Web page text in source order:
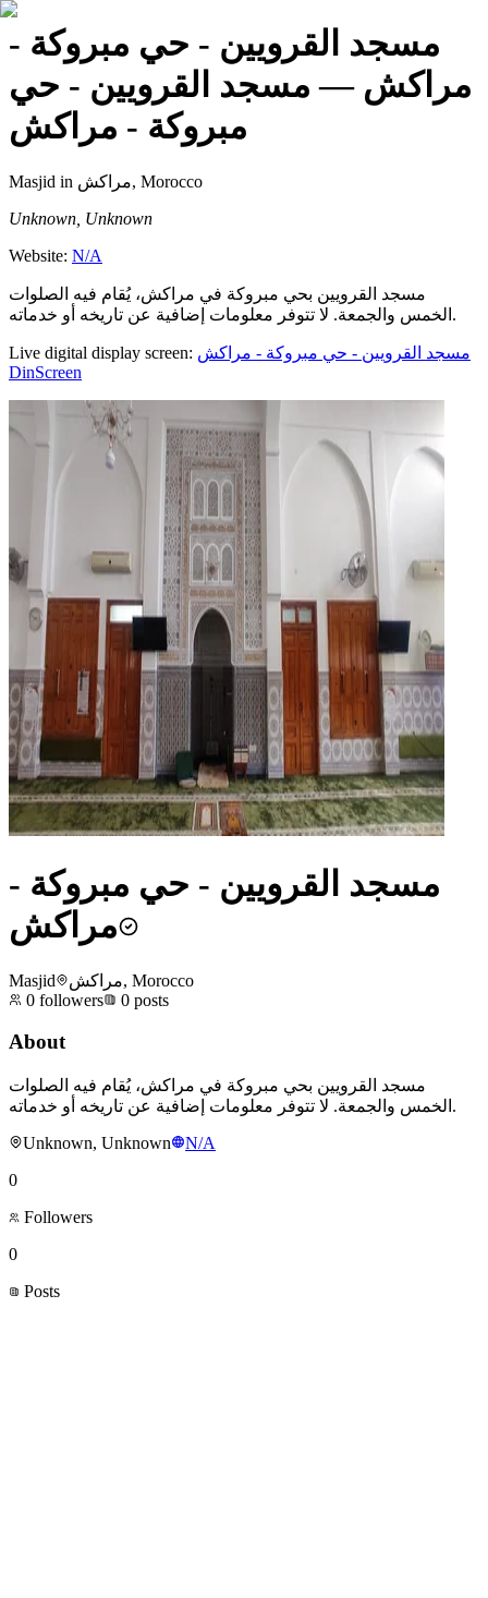
مسجد القرويين - حي مبروكة -
مراكش — مسجد القرويين - حي
مبروكة - مراكش
Masjid
in مراكش, Morocco
Unknown, Unknown
Website: N/A
مسجد القرويين بحي مبروكة في مراكش، يُقام فيه الصلوات
الخمس والجمعة. لا تتوفر معلومات إضافية عن تاريخه أو خدماته.
Live digital display screen: مسجد القرويين - حي مبروكة - مراكش
DinScreen
مسجد القرويين - حي مبروكة -
مراكش
Masjid
مراكش, Morocco
0 followers 0 posts
About
مسجد القرويين بحي مبروكة في مراكش، يُقام فيه الصلوات
الخمس والجمعة. لا تتوفر معلومات إضافية عن تاريخه أو خدماته.
Unknown, Unknown
N/A
0
Followers
0
Posts